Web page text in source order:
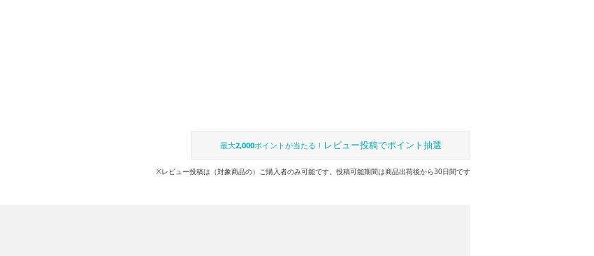
最大2,000ポイントが当たる！ レビュー投稿でポイント抽選
※レビュー投稿は（対象商品の）ご購入者のみ可能です。投稿可能期間は商品出荷後から30日間です